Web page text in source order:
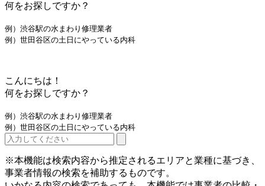
何をお探しですか？
例）渋谷駅の水まわり修理業者
例）世田谷区の土日にやっている内科
こんにちは！
何をお探しですか？
例）渋谷駅の水まわり修理業者
例）世田谷区の土日にやっている内科
※本機能は検索内容から推定されるエリアと業種に基づき、
事業者情報の検索を補助するものです。